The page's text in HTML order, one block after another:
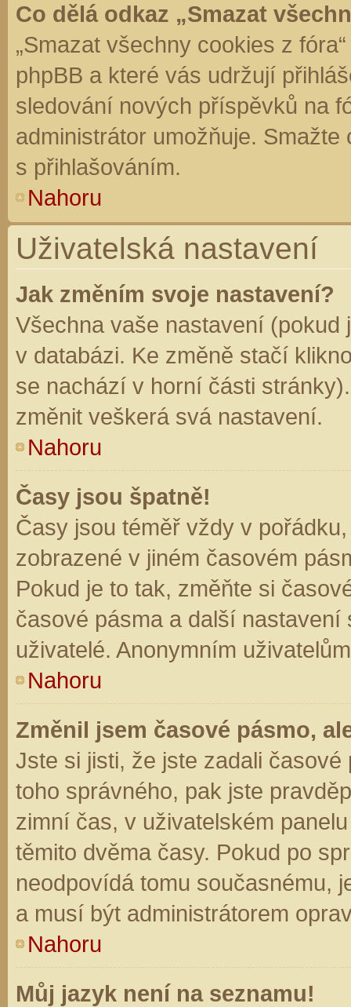
Co dělá odkaz „Smazat
„Smazat všechny cookies z
phpBB a které vás udržují
sledování nových příspěvků na
administrátor umožňuje.
s přihlašováním.
Nahoru
Uživatelská nastavení
Jak změním svoje nastavení?
Všechna vaše nastavení (pokud
v databázi. Ke změně stačí
se nachází v horní části
změnit veškerá svá nastavení.
Nahoru
Časy jsou špatně!
Časy jsou téměř vždy v
zobrazené v jiném časovém
Pokud je to tak, změňte si
časové pásma a další
uživatelé. Anonymním
Nahoru
Změnil jsem časové pásmo,
Jste si jisti, že jste zadali
toho správného, pak jste
zimní čas, v uživatelském
těmito dvěma časy. Pokud po
neodpovídá tomu současnému,
a musí být administrátorem
Nahoru
Můj jazyk není na seznamu!